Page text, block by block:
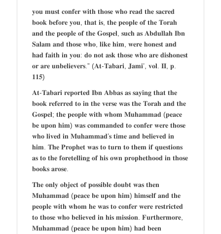
𝐲𝐨𝐮 𝐦𝐮𝐬𝐭 𝐜𝐨𝐧𝐟𝐞𝐫 𝐰𝐢𝐭𝐡 𝐭𝐡𝐨𝐬𝐞 𝐰𝐡𝐨 𝐫𝐞𝐚𝐝 𝐭𝐡𝐞 𝐬𝐚𝐜𝐫𝐞𝐝
𝐛𝐨𝐨𝐤 𝐛𝐞𝐟𝐨𝐫𝐞 𝐲𝐨𝐮, 𝐭𝐡𝐚𝐭 𝐢𝐬, 𝐭𝐡𝐞 𝐩𝐞𝐨𝐩𝐥𝐞 𝐨𝐟 𝐭𝐡𝐞 𝐓𝐨𝐫𝐚𝐡
𝐚𝐧𝐝 𝐭𝐡𝐞 𝐩𝐞𝐨𝐩𝐥𝐞 𝐨𝐟 𝐭𝐡𝐞 𝐆𝐨𝐬𝐩𝐞𝐥, 𝐬𝐮𝐜𝐡 𝐚𝐬 𝐀𝐛𝐝𝐮𝐥𝐥𝐚𝐡 𝐈𝐛𝐧
𝐒𝐚𝐥𝐚𝐦 𝐚𝐧𝐝 𝐭𝐡𝐨𝐬𝐞 𝐰𝐡𝐨, 𝐥𝐢𝐤𝐞 𝐡𝐢𝐦, 𝐰𝐞𝐫𝐞 𝐡𝐨𝐧𝐞𝐬𝐭 𝐚𝐧𝐝
𝐡𝐚𝐝 𝐟𝐚𝐢𝐭𝐡 𝐢𝐧 𝐲𝐨𝐮: 𝐝𝐨 𝐧𝐨𝐭 𝐚𝐬𝐤 𝐭𝐡𝐨𝐬𝐞 𝐰𝐡𝐨 𝐚𝐫𝐞 𝐝𝐢𝐬𝐡𝐨𝐧𝐞𝐬𝐭
𝐨𝐫 𝐚𝐫𝐞 𝐮𝐧𝐛𝐞𝐥𝐢𝐞𝐯𝐞𝐫𝐬.” (𝐀𝐭-𝐓𝐚𝐛𝐚𝐫𝐢, 𝐉𝐚𝐦𝐢’, 𝐯𝐨𝐥. 𝐈𝐈, 𝐩.
𝟏𝟏𝟓)
𝐀𝐭-𝐓𝐚𝐛𝐚𝐫𝐢 𝐫𝐞𝐩𝐨𝐫𝐭𝐞𝐝 𝐈𝐛𝐧 𝐀𝐛𝐛𝐚𝐬 𝐚𝐬 𝐬𝐚𝐲𝐢𝐧𝐠 𝐭𝐡𝐚𝐭 𝐭𝐡𝐞
𝐛𝐨𝐨𝐤 𝐫𝐞𝐟𝐞𝐫𝐫𝐞𝐝 𝐭𝐨 𝐢𝐧 𝐭𝐡𝐞 𝐯𝐞𝐫𝐬𝐞 𝐰𝐚𝐬 𝐭𝐡𝐞 𝐓𝐨𝐫𝐚𝐡 𝐚𝐧𝐝 𝐭𝐡𝐞
𝐆𝐨𝐬𝐩𝐞𝐥; 𝐭𝐡𝐞 𝐩𝐞𝐨𝐩𝐥𝐞 𝐰𝐢𝐭𝐡 𝐰𝐡𝐨𝐦 𝐌𝐮𝐡𝐚𝐦𝐦𝐚𝐝 (𝐩𝐞𝐚𝐜𝐞
𝐛𝐞 𝐮𝐩𝐨𝐧 𝐡𝐢𝐦) 𝐰𝐚𝐬 𝐜𝐨𝐦𝐦𝐚𝐧𝐝𝐞𝐝 𝐭𝐨 𝐜𝐨𝐧𝐟𝐞𝐫 𝐰𝐞𝐫𝐞 𝐭𝐡𝐨𝐬𝐞
𝐰𝐡𝐨 𝐥𝐢𝐯𝐞𝐝 𝐢𝐧 𝐌𝐮𝐡𝐚𝐦𝐦𝐚𝐝’𝐬 𝐭𝐢𝐦𝐞 𝐚𝐧𝐝 𝐛𝐞𝐥𝐢𝐞𝐯𝐞𝐝 𝐢𝐧
𝐡𝐢𝐦. 𝐓𝐡𝐞 𝐏𝐫𝐨𝐩𝐡𝐞𝐭 𝐰𝐚𝐬 𝐭𝐨 𝐭𝐮𝐫𝐧 𝐭𝐨 𝐭𝐡𝐞𝐦 𝐢𝐟 𝐪𝐮𝐞𝐬𝐭𝐢𝐨𝐧𝐬
𝐚𝐬 𝐭𝐨 𝐭𝐡𝐞 𝐟𝐨𝐫𝐞𝐭𝐞𝐥𝐥𝐢𝐧𝐠 𝐨𝐟 𝐡𝐢𝐬 𝐨𝐰𝐧 𝐩𝐫𝐨𝐩𝐡𝐞𝐭𝐡𝐨𝐨𝐝 𝐢𝐧 𝐭𝐡𝐨𝐬𝐞
𝐛𝐨𝐨𝐤𝐬 𝐚𝐫𝐨𝐬𝐞.
𝐓𝐡𝐞 𝐨𝐧𝐥𝐲 𝐨𝐛𝐣𝐞𝐜𝐭 𝐨𝐟 𝐩𝐨𝐬𝐬𝐢𝐛𝐥𝐞 𝐝𝐨𝐮𝐛𝐭 𝐰𝐚𝐬 𝐭𝐡𝐞𝐧
𝐌𝐮𝐡𝐚𝐦𝐦𝐚𝐝 (𝐩𝐞𝐚𝐜𝐞 𝐛𝐞 𝐮𝐩𝐨𝐧 𝐡𝐢𝐦) 𝐡𝐢𝐦𝐬𝐞𝐥𝐟 𝐚𝐧𝐝 𝐭𝐡𝐞
𝐩𝐞𝐨𝐩𝐥𝐞 𝐰𝐢𝐭𝐡 𝐰𝐡𝐨𝐦 𝐡𝐞 𝐰𝐚𝐬 𝐭𝐨 𝐜𝐨𝐧𝐟𝐞𝐫 𝐰𝐞𝐫𝐞 𝐫𝐞𝐬𝐭𝐫𝐢𝐜𝐭𝐞𝐝
𝐭𝐨 𝐭𝐡𝐨𝐬𝐞 𝐰𝐡𝐨 𝐛𝐞𝐥𝐢𝐞𝐯𝐞𝐝 𝐢𝐧 𝐡𝐢𝐬 𝐦𝐢𝐬𝐬𝐢𝐨𝐧. 𝐅𝐮𝐫𝐭𝐡𝐞𝐫𝐦𝐨𝐫𝐞,
𝐌𝐮𝐡𝐚𝐦𝐦𝐚𝐝 (𝐩𝐞𝐚𝐜𝐞 𝐛𝐞 𝐮𝐩𝐨𝐧 𝐡𝐢𝐦) 𝐡𝐚𝐝 𝐛𝐞𝐞𝐧